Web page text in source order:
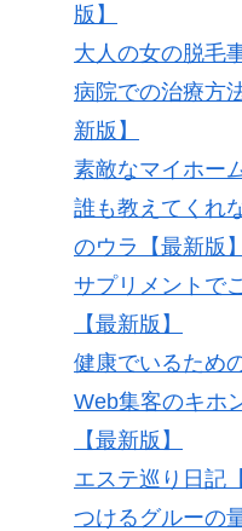
版】
大人の女の脱毛
病院での治療方
新版】
素敵なマイホー
誰も教えてくれ
のウラ【最新版】
サプリメントで
【最新版】
健康でいるため
Web集客のキホ
【最新版】
エステ巡り日記
つけるグルーの